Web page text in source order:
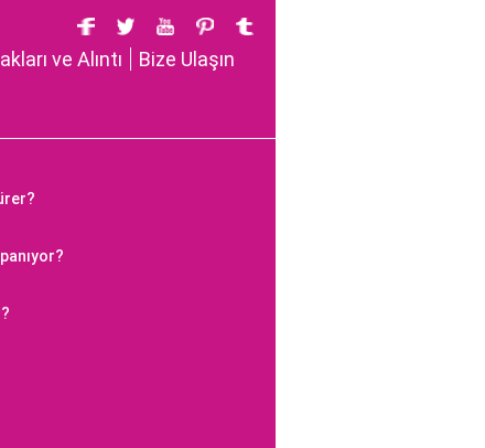
ve Alıntı Bize Ulaşın